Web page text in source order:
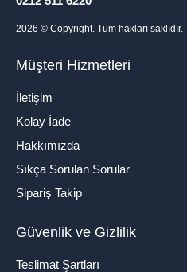
2026 © Copyright. Tüm hakları saklıdır.
Müşteri Hizmetleri
İletişim
Kolay İade
Hakkımızda
Sıkça Sorulan Sorular
Sipariş Takip
Güvenlik ve Gizlilik
Teslimat Şartları